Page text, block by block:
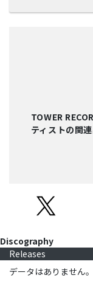
TOWER
ティストの関
Discography
Releases
データはありません。